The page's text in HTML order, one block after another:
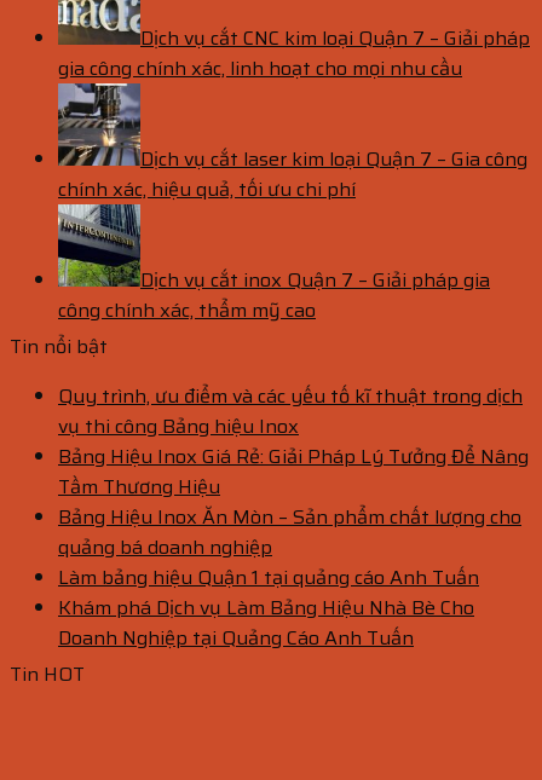
Dịch vụ cắt CNC kim loại Quận 7 – Giải pháp
gia công chính xác, linh hoạt cho mọi nhu cầu
Dịch vụ cắt laser kim loại Quận 7 – Gia công
chính xác, hiệu quả, tối ưu chi phí
Dịch vụ cắt inox Quận 7 – Giải pháp gia
công chính xác, thẩm mỹ cao
Tin nổi bật
Quy trình, ưu điểm và các yếu tố kĩ thuật trong dịch
vụ thi công Bảng hiệu Inox
Bảng Hiệu Inox Giá Rẻ: Giải Pháp Lý Tưởng Để Nâng
Tầm Thương Hiệu
Bảng Hiệu Inox Ăn Mòn – Sản phẩm chất lượng cho
quảng bá doanh nghiệp
Làm bảng hiệu Quận 1 tại quảng cáo Anh Tuấn
Khám phá Dịch vụ Làm Bảng Hiệu Nhà Bè Cho
Doanh Nghiệp tại Quảng Cáo Anh Tuấn
Tin HOT